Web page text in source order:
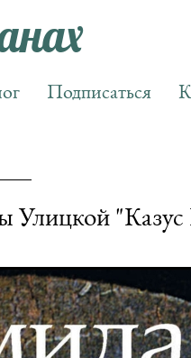
Подписаться
Подписаться
"Казус